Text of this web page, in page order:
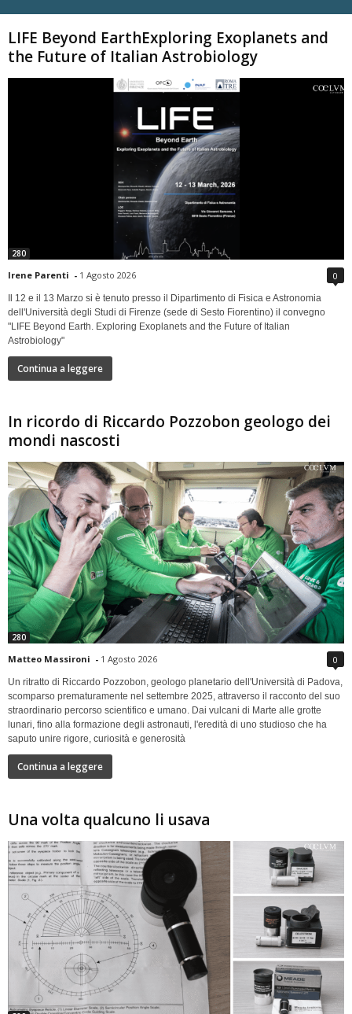
LIFE Beyond EarthExploring Exoplanets and
the Future of Italian Astrobiology
280
Irene Parenti - 1 Agosto 2026 0
Il 12 e il 13 Marzo si è tenuto presso il Dipartimento di Fisica e Astronomia
dell'Università degli Studi di Firenze (sede di Sesto Fiorentino) il convegno
"LIFE Beyond Earth. Exploring Exoplanets and the Future of Italian
Astrobiology"
Continua a leggere
In ricordo di Riccardo Pozzobon geologo dei
mondi nascosti
280
Matteo Massironi - 1 Agosto 2026 0
Un ritratto di Riccardo Pozzobon, geologo planetario dell'Università di Padova,
scomparso prematuramente nel settembre 2025, attraverso il racconto del suo
straordinario percorso scientifico e umano. Dai vulcani di Marte alle grotte
lunari, fino alla formazione degli astronauti, l'eredità di uno studioso che ha
saputo unire rigore, curiosità e generosità
Continua a leggere
Una volta qualcuno li usava